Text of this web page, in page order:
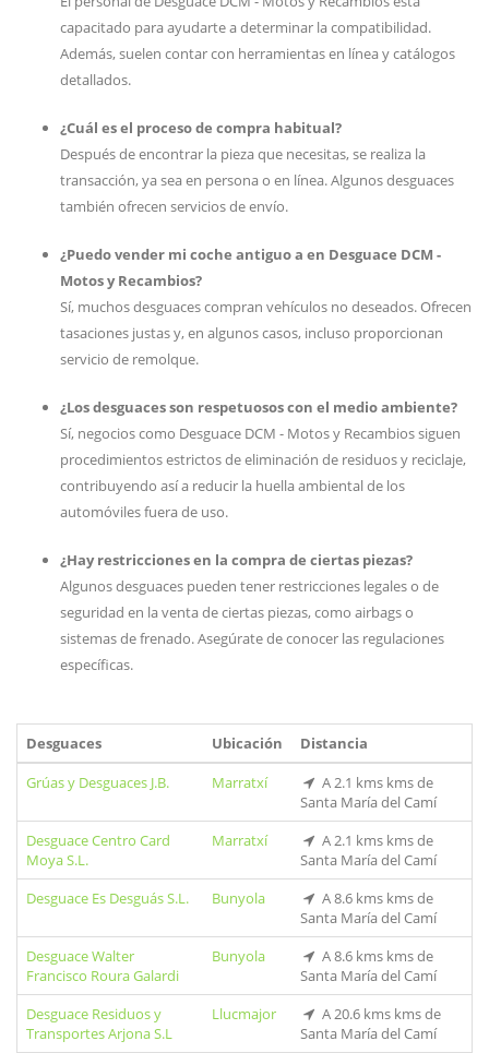
capacitado para ayudarte a determinar la compatibilidad.
Además, suelen contar con herramientas en línea y catálogos
detallados.
¿Cuál es el proceso de compra habitual?
Después de encontrar la pieza que necesitas, se realiza la
transacción, ya sea en persona o en línea. Algunos desguaces
también ofrecen servicios de envío.
¿Puedo vender mi coche antiguo a en Desguace DCM -
Motos y Recambios?
Sí, muchos desguaces compran vehículos no deseados. Ofrecen
tasaciones justas y, en algunos casos, incluso proporcionan
servicio de remolque.
¿Los desguaces son respetuosos con el medio ambiente?
Sí, negocios como Desguace DCM - Motos y Recambios siguen
procedimientos estrictos de eliminación de residuos y reciclaje,
contribuyendo así a reducir la huella ambiental de los
automóviles fuera de uso.
¿Hay restricciones en la compra de ciertas piezas?
Algunos desguaces pueden tener restricciones legales o de
seguridad en la venta de ciertas piezas, como airbags o
sistemas de frenado. Asegúrate de conocer las regulaciones
específicas.
Desguaces Ubicación
Distancia
Grúas y Desguaces J.B.
Marratxí
A 2.1 kms kms de
Santa María del Camí
Desguace Centro Card
Moya S.L.
Marratxí
A 2.1 kms kms de
Santa María del Camí
Desguace Es Desguás S.L.
Bunyola
A 8.6 kms kms de
Santa María del Camí
Desguace Walter
Francisco Roura Galardi
Bunyola
A 8.6 kms kms de
Santa María del Camí
Desguace Residuos y
Transportes Arjona S.L
Llucmajor
A 20.6 kms kms de
Santa María del Camí